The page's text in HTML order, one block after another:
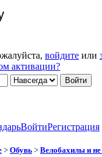
войдите или
активации?
ВойтиРегистрация
> Обувь > Велобахилы и не